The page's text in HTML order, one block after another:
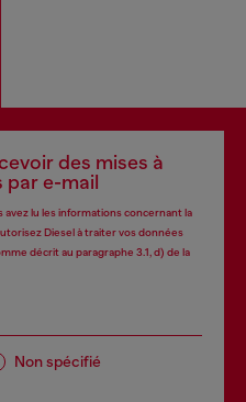
des mises à
par e-mail
lu les informations concernant la
Diesel à traiter vos données
décrit au paragraphe 3.1, d) de la
Non spécifié